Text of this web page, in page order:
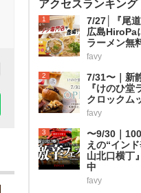
アクセスランキング
1
7/27│『尾
広島HiroPa
ラーメン無
favy
2
7/31〜｜新
『けのひ
クロックム
favy
3
〜9/30｜
えの“イン
山北口横丁
中
favy